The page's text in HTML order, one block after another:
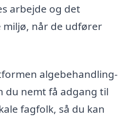
arbejde og det
når de udfører
algebehandling-
du nemt få adgang til
fagfolk, så du kan